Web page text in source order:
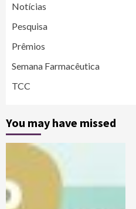
Notícias
Pesquisa
Prêmios
Semana Farmacêutica
TCC
You may have missed